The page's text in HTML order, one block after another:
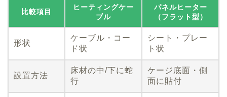
比較項目
ヒーティングケー
ブル
パネルヒーター
（フラット型）
形状
ケーブル・コー
ド状
シート・プレー
ト状
設置方法
床材の中/下に蛇
行
ケージ底面・側
面に貼付